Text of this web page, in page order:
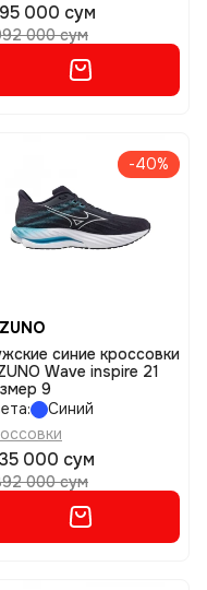
000 сум
000 сум
-40%
синие кроссовки
Wave inspire 21
9
Синий
000 сум
000 сум